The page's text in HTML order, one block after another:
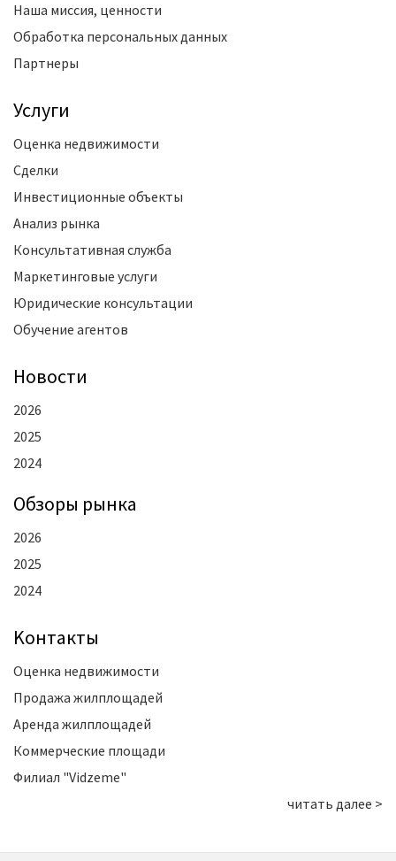
Наша миссия, ценности
Обработка персональных данных
Партнеры
Услуги
Оценка недвижимости
Сделки
Инвестиционные объекты
Анализ рынка
Консультативная служба
Маркетинговые услуги
Юридические консультации
Обучение агентов
Новости
2026
2025
2024
Oбзоры рынка
2026
2025
2024
Kонтакты
Оценка недвижимости
Продажа жилплощадей
Аренда жилплощадей
Коммерческие площади
Филиал "Vidzeme"
читать далее >